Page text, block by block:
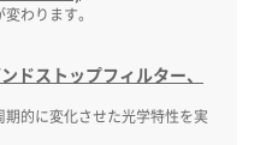
わります。
ドストップフィルター、
的に変化させた光学特性を実